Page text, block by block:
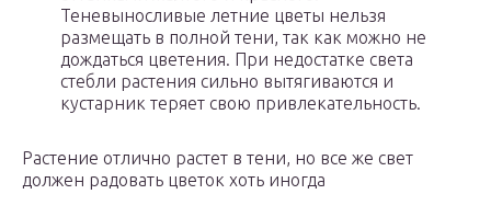
Теневыносливые летние цветы нельзя
размещать в полной тени, так как можно не
дождаться цветения. При недостатке света
стебли растения сильно вытягиваются и
кустарник теряет свою привлекательность.
Растение отлично растет в тени, но все же свет
должен радовать цветок хоть иногда